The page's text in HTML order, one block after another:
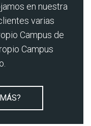
en nuestra
varias
Campus de
Campus